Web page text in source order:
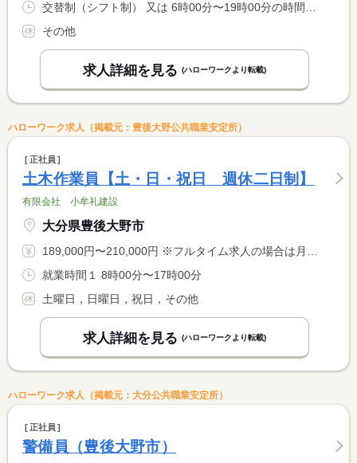
その他
求人詳細を見る (ハローワークより転載)
ハローワーク求人（掲載元：豊後大野公共職業安定所）
正社員
土木作業員【土・日・祝日 週休二日制】
有限会社 小牟礼建設
大分県豊後大野市
189,000円〜210,000円 ※フルタイム求人の場合は月額（換算額）、パート求人の場合は時間額を表示しています。
就業時間１ 8時00分〜17時00分
土曜日，日曜日，祝日，その他
求人詳細を見る (ハローワークより転載)
ハローワーク求人（掲載元：大分公共職業安定所）
正社員
警備員（豊後大野市）